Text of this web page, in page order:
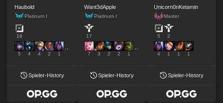
Haubold
Platinum I
18
5 4 4 2 1
Spieler-History
Want3dApple
Platinum I
17
7 3 2 2 1
Spieler-History
Unicorn0nKetamin
Master
5 2
4 1 1 1
Spieler-History